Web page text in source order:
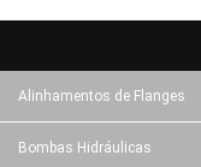
Alinhamentos de Flanges
Bombas Hidráulicas